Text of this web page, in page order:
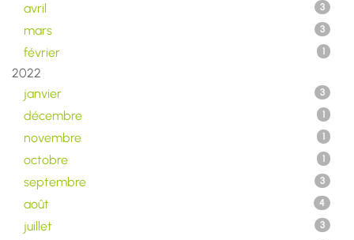
avril 3
mars 3
février 1
2022
janvier
3
décembre 1
novembre 1
octobre 1
septembre 3
août 4
juillet 3